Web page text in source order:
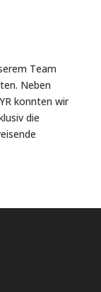
Team
Neben
konnten wir
die